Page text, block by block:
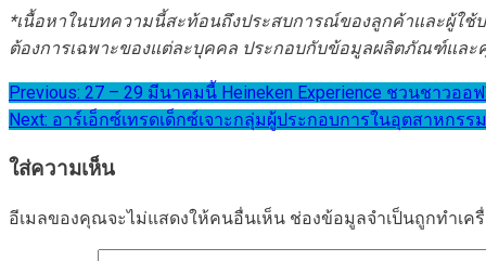
*เนื้อหาในบทความนี้สะท้อนถึงประสบการณ์ของลูกค้าและผู้ใช้
ต้องการเฉพาะของแต่ละบุคคล ประกอบกับข้อมูลผลิตภัณฑ์และ
แนะแนว
เรื่อง
Previous: 27 – 29 มีนาคมนี้ Heineken Experience ชวนชาวอ
Next: อาร์เอ็กซ์เทรดเด็กซ์เจาะกลุ่มผู้ประกอบการในอุตสาหกรร
ใส่ความเห็น
อีเมลของคุณจะไม่แสดงให้คนอื่นเห็น ช่องข้อมูลจำเป็นถูกทำเค